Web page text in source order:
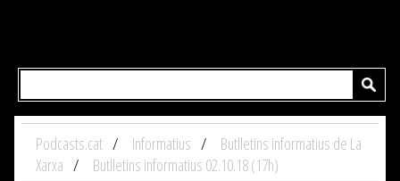
Podcasts.cat Informatius
Butlletins informatius de La
Xarxa
Butlletins informatius 02.10.18 (17h)